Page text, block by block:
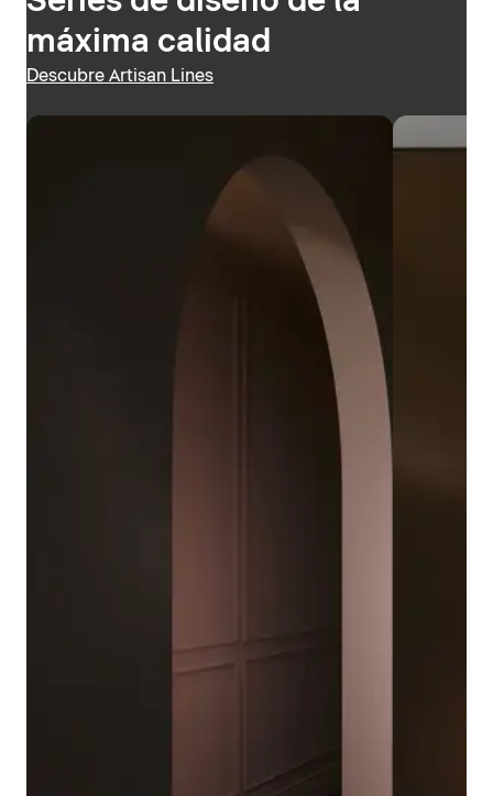
máxima calidad
Descubre Artisan Lines